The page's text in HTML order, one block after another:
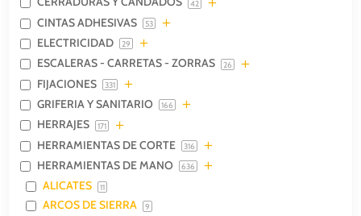
42
CINTAS ADHESIVAS 53
ELECTRICIDAD 29
ESCALERAS - CARRETAS - ZORRAS 26
FIJACIONES 331
GRIFERIA Y SANITARIO 166
HERRAJES 171
HERRAMIENTAS DE CORTE 316
HERRAMIENTAS DE MANO 636
ALICATES 11
ARCOS DE SIERRA 9